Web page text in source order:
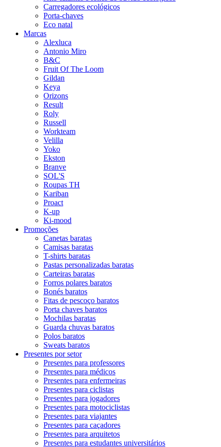
Carregadores ecológicos
Porta-chaves
Eco natal
Marcas
Alexluca
Antonio Miro
B&C
Fruit Of The Loom
Gildan
Keya
Orizons
Result
Roly
Russell
Workteam
Velilla
Yoko
Ekston
Branve
SOL'S
Roupas TH
Kariban
Proact
K-up
Ki-mood
Promoções
Canetas baratas
Camisas baratas
T-shirts baratas
Pastas personalizadas baratas
Carteiras baratas
Forros polares baratos
Bonés baratos
Fitas de pescoço baratos
Porta chaves baratos
Mochilas baratas
Guarda chuvas baratos
Polos baratos
Sweats baratos
Presentes por setor
Presentes para professores
Presentes para médicos
Presentes para enfermeiras
Presentes para ciclistas
Presentes para jogadores
Presentes para motociclistas
Presentes para viajantes
Presentes para caçadores
Presentes para arquitetos
Presentes para estudantes universitários